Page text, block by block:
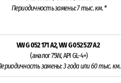
Периодичность замены: 7 тыс. км. *
VW G 052 171 A2,VW G 052 527 A2
(аналог 75W, API GL-4+)
замены: 3 года или 60 тыс. км.